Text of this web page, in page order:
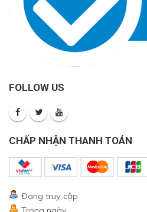
FOLLOW US
CHẤP NHẬN THANH TOÁN
Đang truy cập